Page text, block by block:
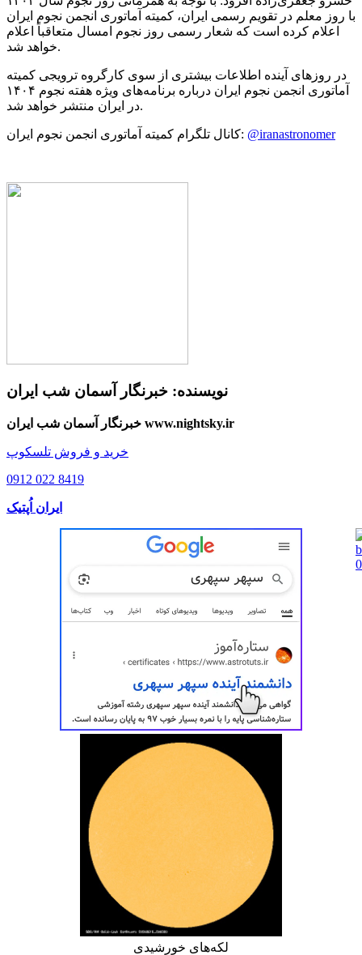
با روز معلم در تقویم رسمی ایران، کمیته آماتوری انجمن نجوم ایران
اعلام کرده است که شعار رسمی روز نجوم امسال متعاقباً اعلام
خواهد شد.
در روزهای آینده اطلاعات بیشتری از سوی کارگروه ترویجی کمیته
آماتوری انجمن نجوم ایران درباره برنامه‌های ویژه هفته نجوم ۱۴۰۴
در ایران منتشر خواهد شد.
کانال تلگرام کمیته آماتوری انجمن نجوم ایران: @iranastronomer
نویسنده: خبرنگار آسمان شب ایران
خبرنگار آسمان شب ایران www.nightsky.ir
خرید و فروش تلسکوپ
0912 022 8419
ایران اُپتیک
لکه‌های خورشیدی